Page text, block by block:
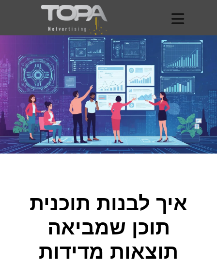
איך לבנות תוכנית
תוכן שמביאה
תוצאות מדידות